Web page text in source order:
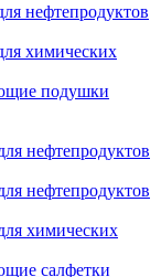
нефтепродуктов
химических
подушки
нефтепродуктов
нефтепродуктов
химических
салфетки